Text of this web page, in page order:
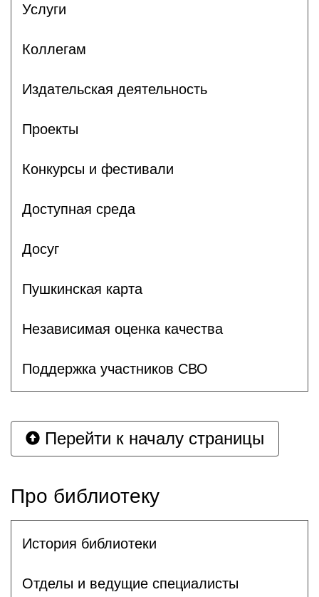
Услуги
Коллегам
Издательская деятельность
Проекты
Конкурсы и фестивали
Доступная среда
Досуг
Пушкинская карта
Независимая оценка качества
Поддержка участников СВО
Перейти к началу страницы
Про библиотеку
История библиотеки
Отделы и ведущие специалисты